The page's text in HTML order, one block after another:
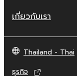
เกี่ยวกับเรา
Thailand - Thai
ธุรกิจ